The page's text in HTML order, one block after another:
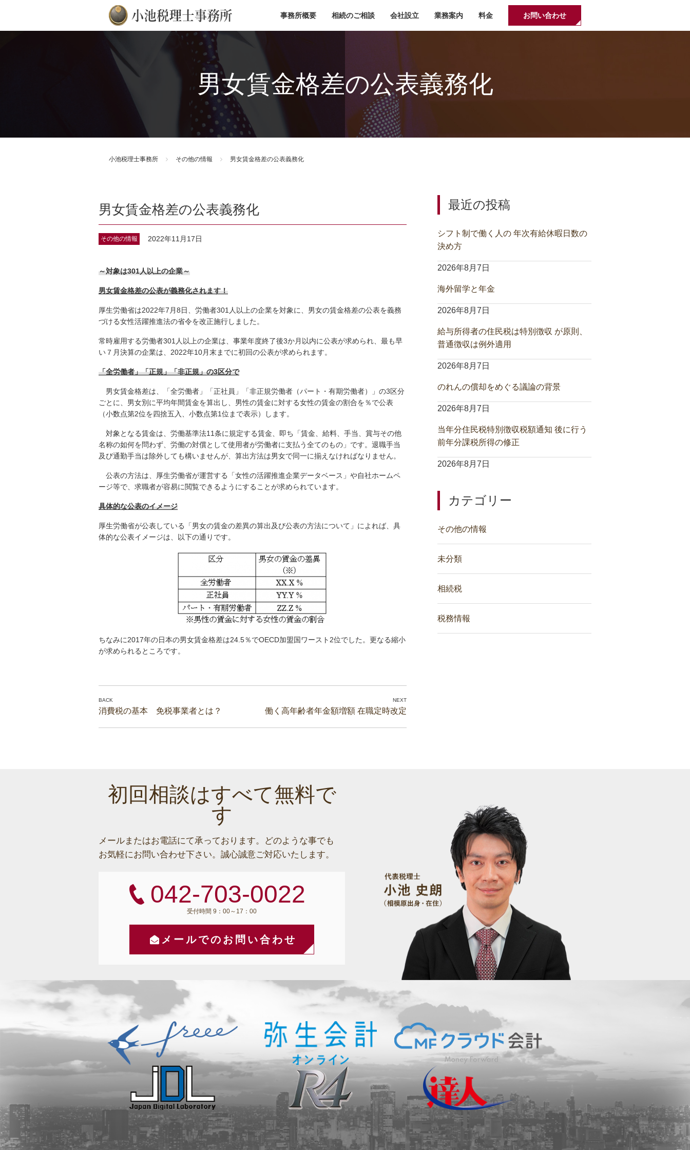
小池税理士事務所事務所概要 相続のご相談 会社設立 業務案内 料金 お問い合わせ
男女賃金格差の公表義務化
小池税理士事務所 その他の情報 男女賃金格差の公表義務化
男女賃金格差の公表義務化
その他の情報 2022年11月17日
～対象は301人以上の企業～
男女賃金格差の公表が義務化されます！
厚生労働省は2022年7月8日、労働者301人以上の企業を対象に、男女の賃金格差の公表を義務
づける女性活躍推進法の省令を改正施行しました。
常時雇用する労働者301人以上の企業は、事業年度終了後3か月以内に公表が求められ、最も早
い７月決算の企業は、2022年10月末までに初回の公表が求められます。
「全労働者」「正規」「非正規」の3区分で
男女賃金格差は、「全労働者」「正社員」「非正規労働者（パート・有期労働者）」の3区分
ごとに、男女別に平均年間賃金を算出し、男性の賃金に対する女性の賃金の割合を％で公表
（小数点第2位を四捨五入、小数点第1位まで表示）します。
対象となる賃金は、労働基準法11条に規定する賃金、即ち「賃金、給料、手当、賞与その他
名称の如何を問わず、労働の対償として使用者が労働者に支払う全てのもの」です。退職手当
及び通勤手当は除外しても構いませんが、算出方法は男女で同一に揃えなければなりません。
公表の方法は、厚生労働省が運営する「女性の活躍推進企業データベース」や自社ホームペ
ージ等で、求職者が容易に閲覧できるようにすることが求められています。
具体的な公表のイメージ
厚生労働省が公表している「男女の賃金の差異の算出及び公表の方法について」によれば、具
体的な公表イメージは、以下の通りです。
ちなみに2017年の日本の男女賃金格差は24.5％でOECD加盟国ワースト2位でした。更なる縮小
が求められるところです。
消費税の基本 免税事業者とは？ 働く高年齢者年金額増額 在職定時改定
最近の投稿
シフト制で働く人の 年次有給休暇日数の
決め方
2026年8月7日
海外留学と年金
2026年8月7日
給与所得者の住民税は特別徴収 が原則、
普通徴収は例外適用
2026年8月7日
のれんの償却をめぐる議論の背景
2026年8月7日
当年分住民税特別徴収税額通知 後に行う
前年分課税所得の修正
2026年8月7日
カテゴリー
その他の情報
未分類
相続税
税務情報
初回相談はすべて無料で
す
メールまたはお電話にて承っております。
どのような事でも
お気軽にお問い合わせ下さい。 誠心誠意ご対応いたします。
042-703-0022
受付時間 9：00～17：00
メールでのお問い合わせ